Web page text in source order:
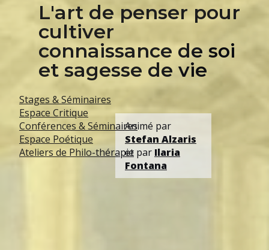
L'art de penser pour
cultiver
connaissance de soi
et sagesse de vie
Animé par
Stefan Alzaris
et par Ilaria
Fontana
Stages & Séminaires
Espace Critique
Conférences & Séminaires
Espace Poétique
Ateliers de Philo-thérapie